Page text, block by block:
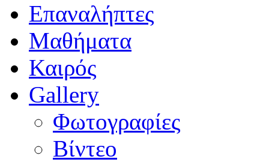
Επαναλήπτες
Μαθήματα
Καιρός
Gallery
Φωτογραφίες
Βίντεο